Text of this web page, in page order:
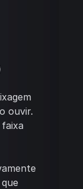
ouvir.